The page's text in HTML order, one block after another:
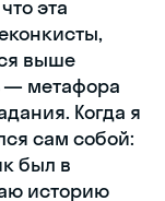
эта
выше
— метафора
Когда я
сам собой:
был в
историю